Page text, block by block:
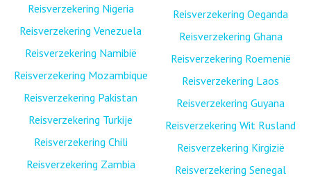
Reisverzekering Nigeria
Reisverzekering Venezuela
Reisverzekering Namibië
Reisverzekering Mozambique
Reisverzekering Pakistan
Reisverzekering Turkije
Reisverzekering Chili
Reisverzekering Zambia
Reisverzekering Oeganda
Reisverzekering Ghana
Reisverzekering Roemenië
Reisverzekering Laos
Reisverzekering Guyana
Reisverzekering Wit Rusland
Reisverzekering Kirgizië
Reisverzekering Senegal